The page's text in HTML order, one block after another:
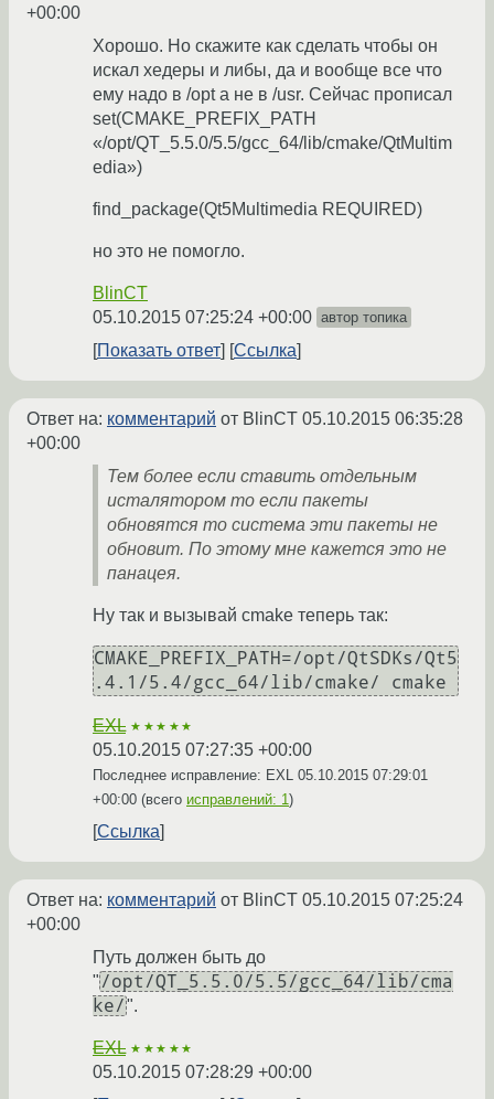
+00:00
Хорошо. Но скажите как сделать чтобы он
искал хедеры и либы, да и вообще все что
ему надо в /opt а не в /usr. Сейчас прописал
set(CMAKE_PREFIX_PATH
«/opt/QT_5.5.0/5.5/gcc_64/lib/cmake/QtMultim
edia»)
find_package(Qt5Multimedia REQUIRED)
но это не помогло.
BlinCT
05.10.2015 07:25:24 +00:00 автор топика
Показать ответ Ссылка
Ответ на: комментарий от BlinCT 05.10.2015 06:35:28
+00:00
Тем более если ставить отдельным
исталятором то если пакеты
обновятся то система эти пакеты не
обновит. По этому мне кажется это не
панацея.
Ну так и вызывай cmake теперь так:
CMAKE_PREFIX_PATH=/opt/QtSDKs/Qt5
EXL ★★★★★
05.10.2015 07:27:35 +00:00
Последнее исправление: EXL 05.10.2015 07:29:01
+00:00 (всего исправлений: 1)
Ссылка
Ответ на: комментарий от BlinCT 05.10.2015 07:25:24
+00:00
Путь должен быть до
" /opt/QT_5.5.0/5.5/gcc_64/lib/cma
ke/".
EXL ★★★★★
05.10.2015 07:28:29 +00:00